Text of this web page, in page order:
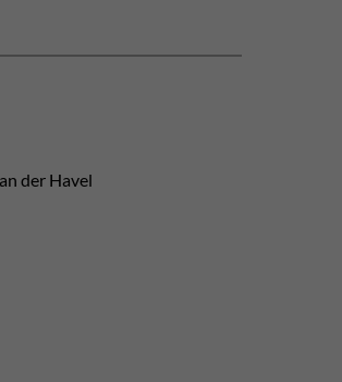
der Havel